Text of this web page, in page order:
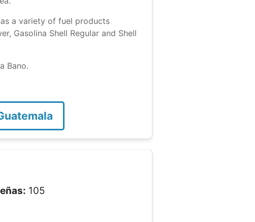
a variety of fuel products
Gasolina Shell Regular and Shell
Bano.
105